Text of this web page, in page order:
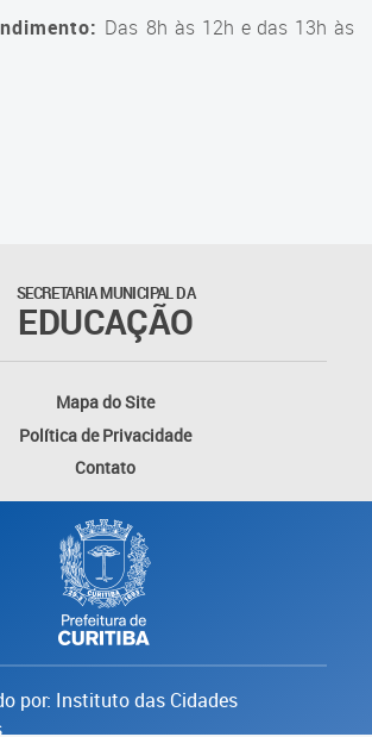
Das 8h às 12h e das 13h às
SECRETARIA MUNICIPAL DA
EDUCAÇÃO
Mapa do Site
Política de Privacidade
Contato
por: Instituto das Cidades